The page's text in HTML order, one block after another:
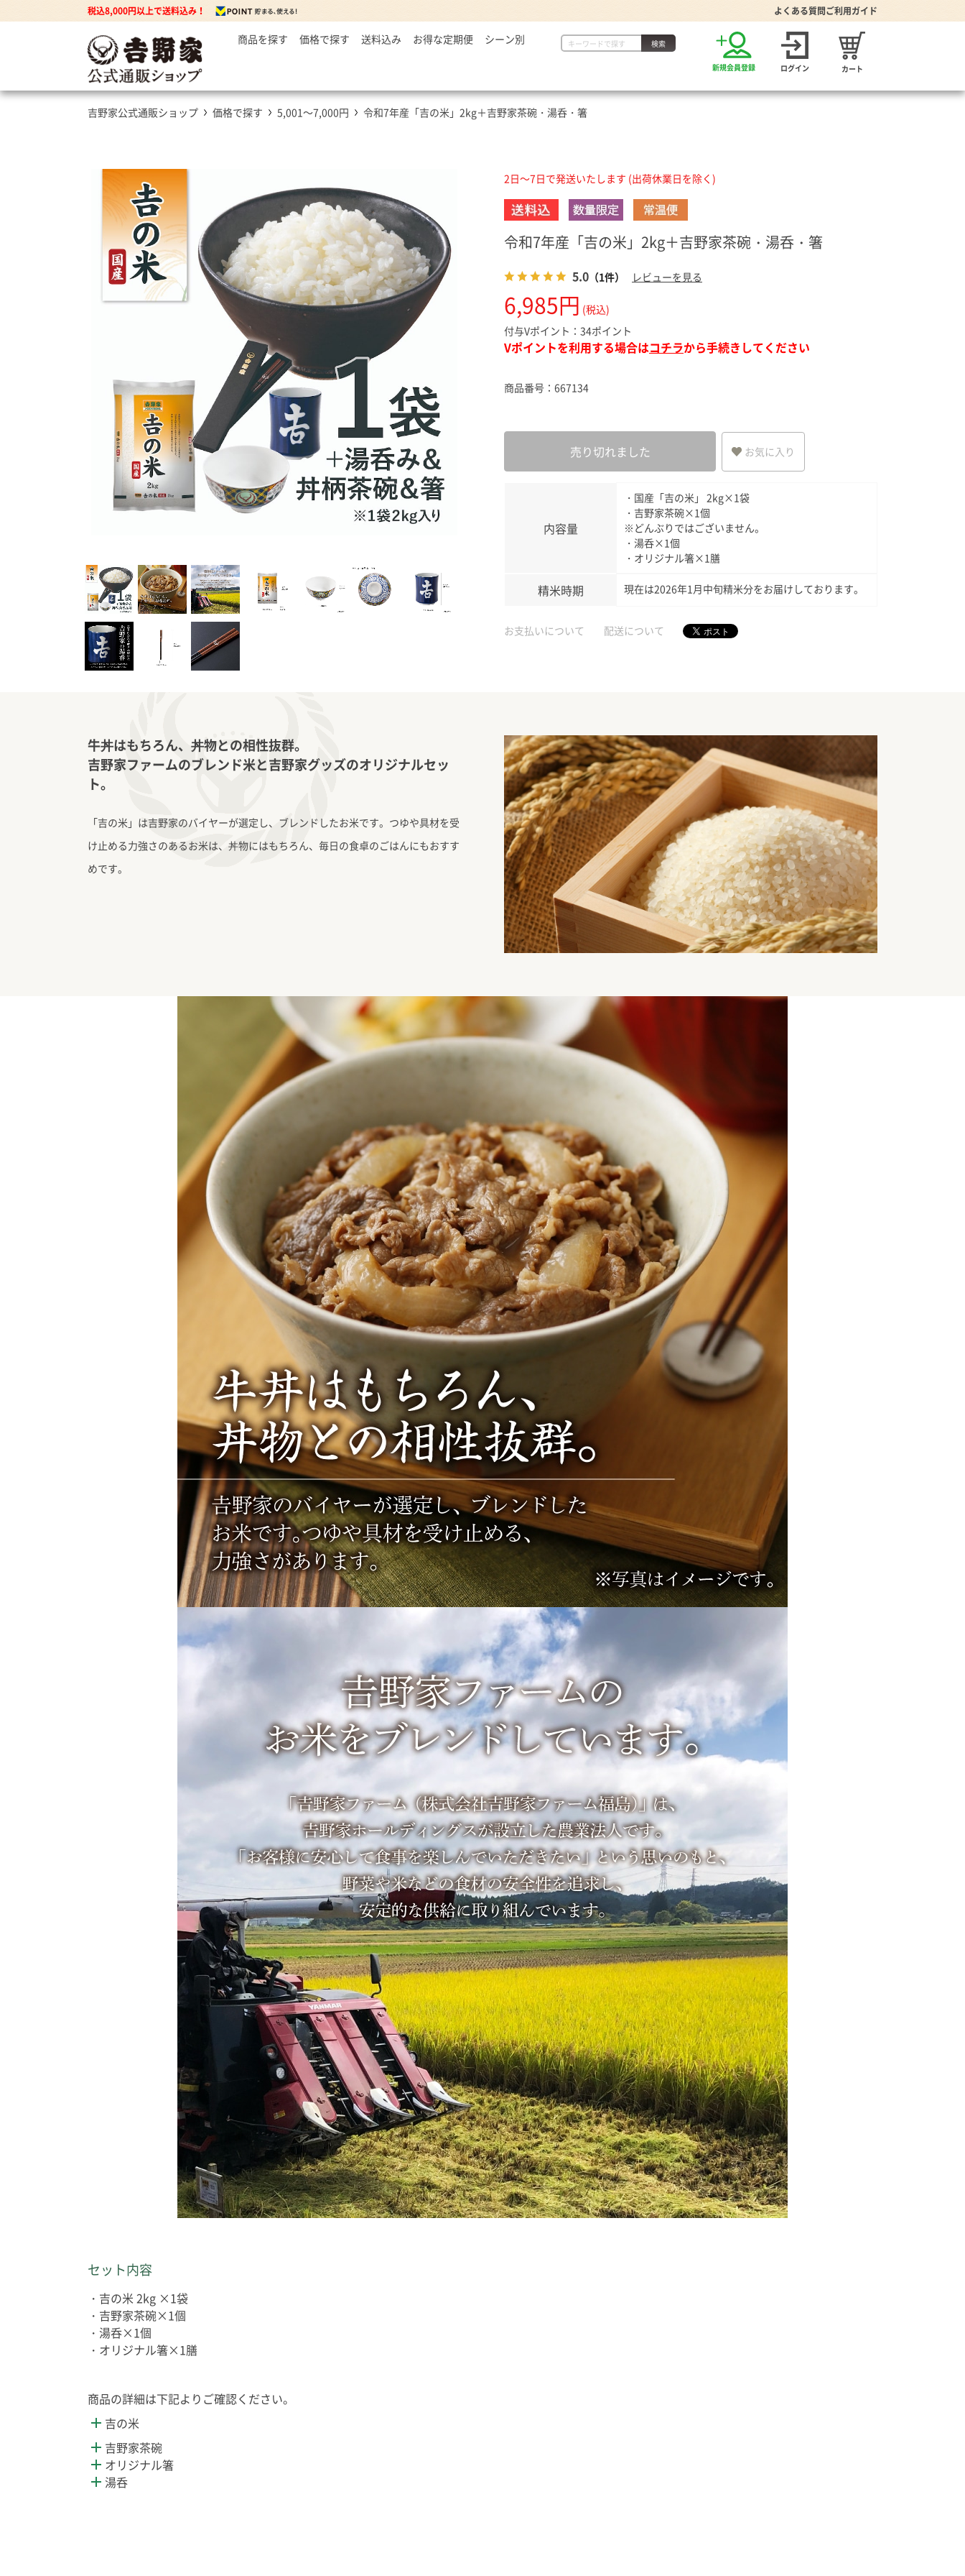
税込8,000円以上で送料込み！ よくある質問ご利用ガイド
商品を探す 牛丼の具 定番セット商品 漬物・薬味 お得な定期便
牛丼の具
豚丼の具
から揚げ
豚しょうが焼
焼サーモン
牛たん
紅生姜
お新香
とろろ
とん汁
カレー
カレー・ハヤシ
常温食品
缶飯（非常食）
常温食品
介護・健康食品
トク牛（トクホ）
吉野家グッズ
どんぶり・食器
スキンケア（SPEEDIA）
価格で探す
～2,999円
5,001～7,000円
7,001円～
送料込み お得な定期便 シーン別
初めての方へ
贈り物に
定番セット商品
新規会員登録 ログイン カート
吉野家公式通販ショップ 価格で探す 5,001～7,000円 令和7年産「吉の米」2kg＋吉野家茶碗・湯呑・箸
2日～7日で発送いたします (出荷休業日を除く)
令和7年産「吉の米」2kg＋吉野家茶碗・湯呑・箸
5.0 （1件） レビューを見る
6,985円 (税込)
付与Vポイント： 34ポイント
Vポイントを利用する場合はコチラから手続きしてください
商品番号： 667134
売り切れました お気に入り
内容量
・国産「吉の米」 2kg×1袋
・吉野家茶碗×1個
※どんぶりではございません。
・湯呑×1個
・オリジナル箸×1膳
精米時期 現在は2026年1月中旬精米分をお届けしております。
お支払いについて 配送について
牛丼はもちろん、丼物との相性抜群。
吉野家ファームのブレンド米と吉野家グッズのオリジナルセッ
ト。
「吉の米」は吉野家のバイヤーが選定し、ブレンドしたお米です。つゆや具材を受
け止める力強さのあるお米は、丼物にはもちろん、毎日の食卓のごはんにもおすす
めです。
セット内容
・吉の米 2kg ×1袋
・吉野家茶碗×1個
・湯呑×1個
・オリジナル箸×1膳
商品の詳細は下記よりご確認ください。
吉の米
吉野家茶碗
オリジナル箸
湯呑